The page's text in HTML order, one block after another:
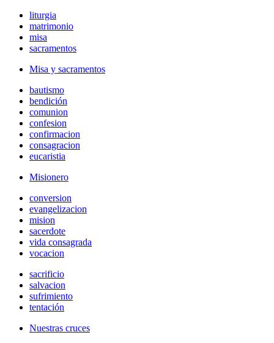
liturgia
matrimonio
misa
sacramentos
Misa y sacramentos
bautismo
bendición
comunion
confesion
confirmacion
consagracion
eucaristia
Misionero
conversion
evangelizacion
mision
sacerdote
vida consagrada
vocacion
sacrificio
salvacion
sufrimiento
tentación
Nuestras cruces